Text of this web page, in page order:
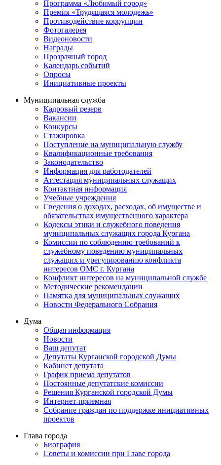
Программа «Любимый город»
Премия «Трудящаяся молодежь»
Противодействие коррупции
Фотогалерея
Видеоновости
Награды
Прозрачный город
Календарь событий
Опросы
Инициативные проекты
Муниципальная служба
Кадровый резерв
Вакансии
Конкурсы
Стажировка
Поступление на муниципальную службу
Квалификационные требования
Законодательство
Информация для работодателей
Аттестация муниципальных служащих
Контактная информация
Учебные учреждения
Сведения о доходах, расходах, об имуществе и
обязательствах имущественного характера
Кодексы этики и служебного поведения
муниципальных служащих города Кургана
Комиссии по соблюдению требований к
служебному поведению муниципальных
служащих и урегулированию конфликта
интересов ОМС г. Кургана
Конфликт интересов на муниципальной службе
Методические рекомендации
Памятка для муниципальных служащих
Новости Федерального Cобрания
Дума
Общая информация
Новости
Ваш депутат
Депутаты Курганской городской Думы
Кабинет депутата
График приема депутатов
Постоянные депутатские комиссии
Решения Курганской городской Думы
Интернет-приемная
Собрание граждан по поддержке инициативных
проектов
Глава города
Биография
Советы и комиссии при Главе города